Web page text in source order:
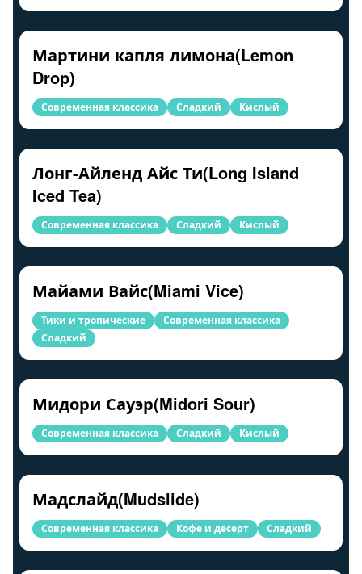
Мартини капля лимона(Lemon
Drop)
Современная классика Сладкий Кислый
Лонг-Айленд Айс Ти(Long Island
Iced Tea)
Современная классика Сладкий Кислый
Майами Вайс(Miami Vice)
Тики и тропические
Современная классика
Сладкий
Мидори Сауэр(Midori Sour)
Современная классика Сладкий Кислый
Мадслайд(Mudslide)
Современная классика Кофе и десерт Сладкий